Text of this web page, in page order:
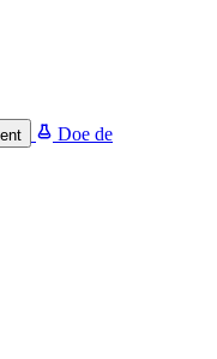
Doe de